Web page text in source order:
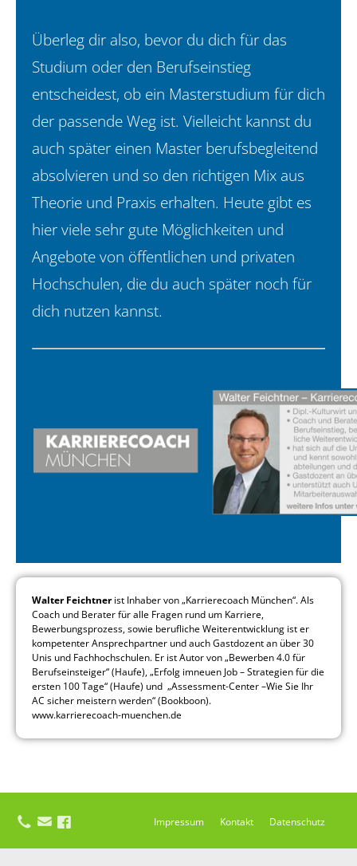
Überleg dir also, bevor du dich für das
Studium oder den Berufseinstieg
entscheidest, ob ein Masterstudium für dich
der passende Weg ist. Vielleicht kannst du
auch später einen Master berufsbegleitend
absolvieren und so den richtigen Mix aus
Theorie und Praxis erhalten. Heute gibt es
hier viele sehr gute Möglichkeiten und
Angebote von öffentlichen und privaten
Hochschulen, die du auch später noch für
dich nutzen kannst.
Walter Feichtnerist Inhaber von „Karrierecoach München“. Als
Coach und Berater für alle Fragen rund um Karriere,
Bewerbungsprozess, sowie berufliche Weiterentwicklung ist er
kompetenter Ansprechpartner und auch Gastdozent an über 30
Unis und Fachhochschulen. Er ist Autor von „Bewerben 4.0 für
Berufseinsteiger“ (Haufe), „Erfolg imneuen Job – Strategien für die
ersten 100 Tage“ (Haufe) und „Assessment-Center –Wie Sie Ihr
AC sicher meistern werden“ (Bookboon).
www.karrierecoach-muenchen.de
Impressum Kontakt Datenschutz